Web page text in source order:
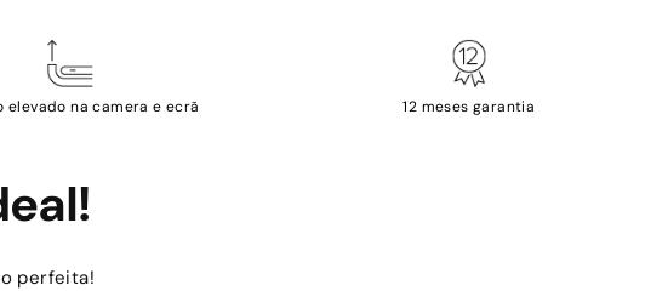
elevado na camera e ecrã 12 meses garantia
perfeita!